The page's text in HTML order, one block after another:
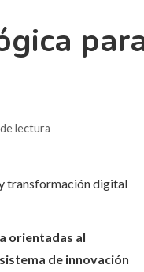
lectura
orientadas al
de innovación